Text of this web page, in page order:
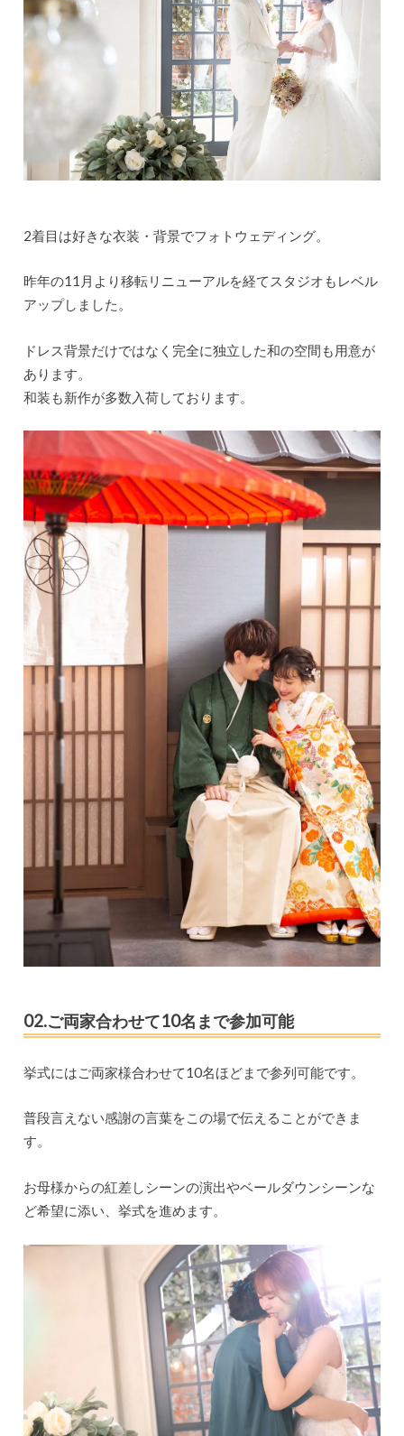
2着目は好きな衣装・背景でフォトウェディング。
昨年の11月より移転リニューアルを経てスタジオもレベル
アップしました。
ドレス背景だけではなく完全に独立した和の空間も用意が
あります。
和装も新作が多数入荷しております。
02.ご両家合わせて10名まで参加可能
挙式にはご両家様合わせて10名ほどまで参列可能です。
普段言えない感謝の言葉をこの場で伝えることができま
す。
お母様からの紅差しシーンの演出やベールダウンシーンな
ど希望に添い、挙式を進めます。